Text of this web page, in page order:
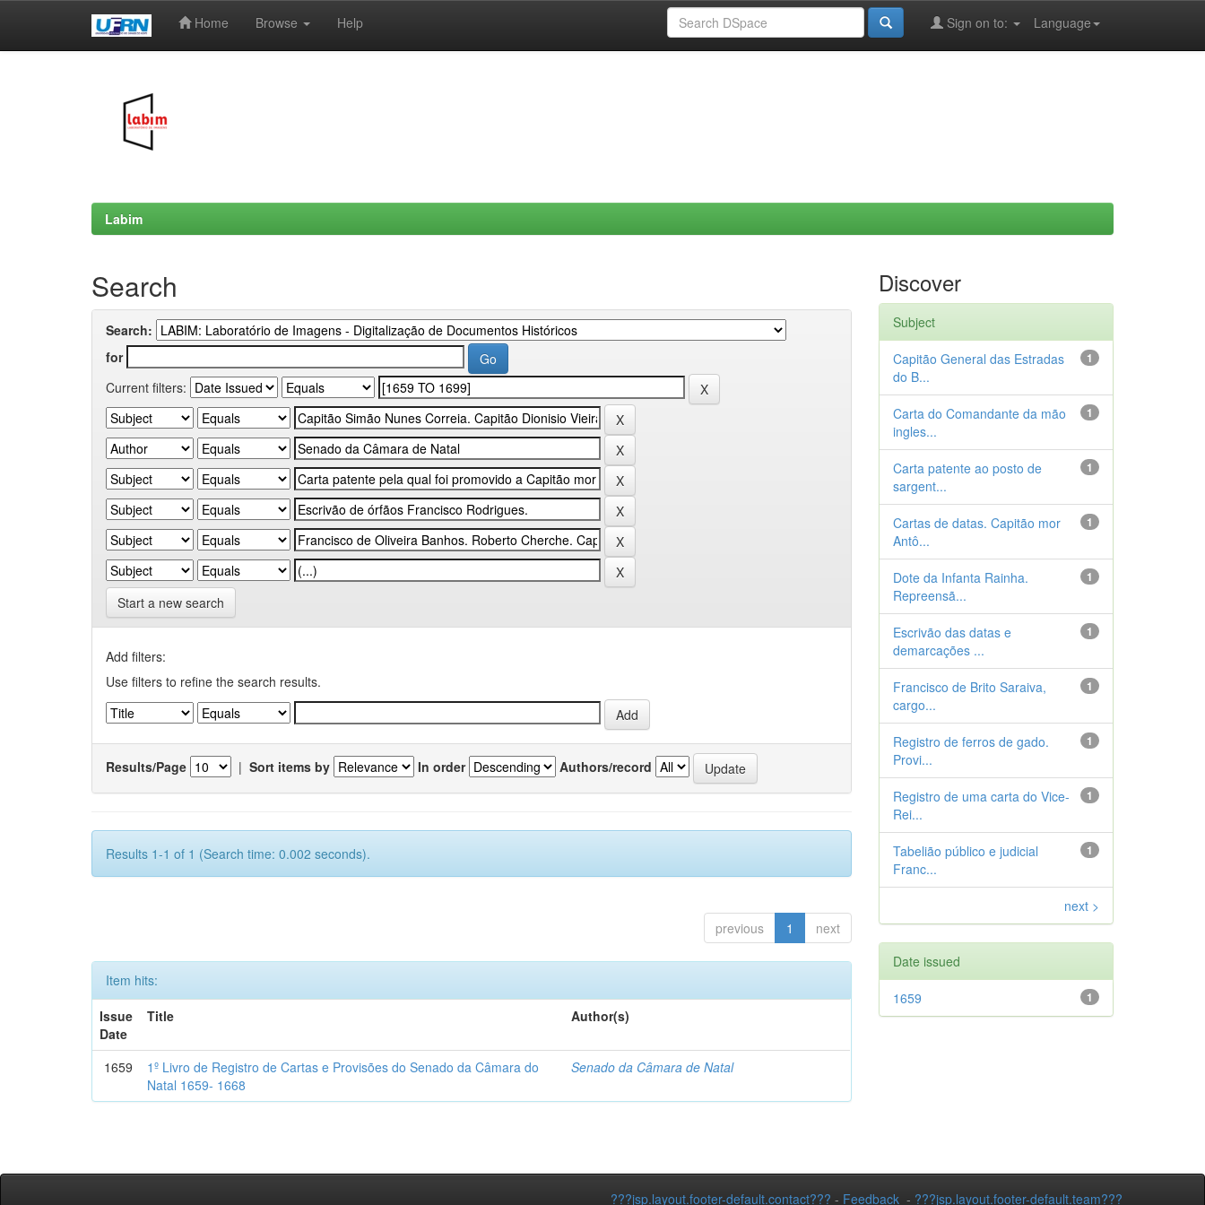
Home Browse Help Language
Sign on to:
Labim
Search
Search:
for
Current filters:
Start a new search
Add filters:
Use filters to refine the search results.
Results/Page | Sort items by In order Authors/record
Results 1-1 of 1 (Search time: 0.002 seconds).
previous 1 next
Item hits:
Issue
Date
Title Author(s)
1659
1º Livro de Registro de Cartas e Provisões do Senado da Câmara do
Natal 1659- 1668
Senado da Câmara de Natal
Discover
Subject
1
Capitão General das Estradas
do B...
1
Carta do Comandante da mão
ingles...
1
Carta patente ao posto de
sargent...
1
Cartas de datas. Capitão mor
Antô...
1
Dote da Infanta Rainha.
Repreensã...
1
Escrivão das datas e
demarcações ...
1
Francisco de Brito Saraiva,
cargo...
1
Registro de ferros de gado.
Provi...
1
Registro de uma carta do Vice-
Rei...
1
Tabelião público e judicial
Franc...
next >
Date issued
1
1659
???jsp.layout.footer-default.contact??? - Feedback - ???jsp.layout.footer-default.team???